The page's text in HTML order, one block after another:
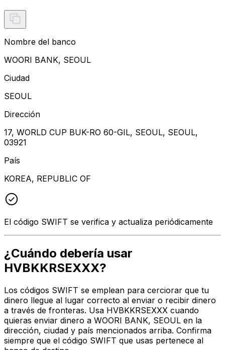
Nombre del banco
WOORI BANK, SEOUL
Ciudad
SEOUL
Dirección
17, WORLD CUP BUK-RO 60-GIL, SEOUL, SEOUL,
03921
País
KOREA, REPUBLIC OF
El código SWIFT se verifica y actualiza periódicamente
¿Cuándo debería usar
HVBKKRSEXXX?
Los códigos SWIFT se emplean para cerciorar que tu
dinero llegue al lugar correcto al enviar o recibir dinero
a través de fronteras. Usa HVBKKRSEXXX cuando
quieras enviar dinero a WOORI BANK, SEOUL en la
dirección, ciudad y país mencionados arriba. Confirma
siempre que el código SWIFT que usas pertenece al